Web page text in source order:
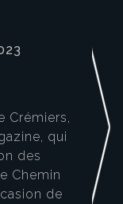
Crémiers,
qui
des
Chemin
de